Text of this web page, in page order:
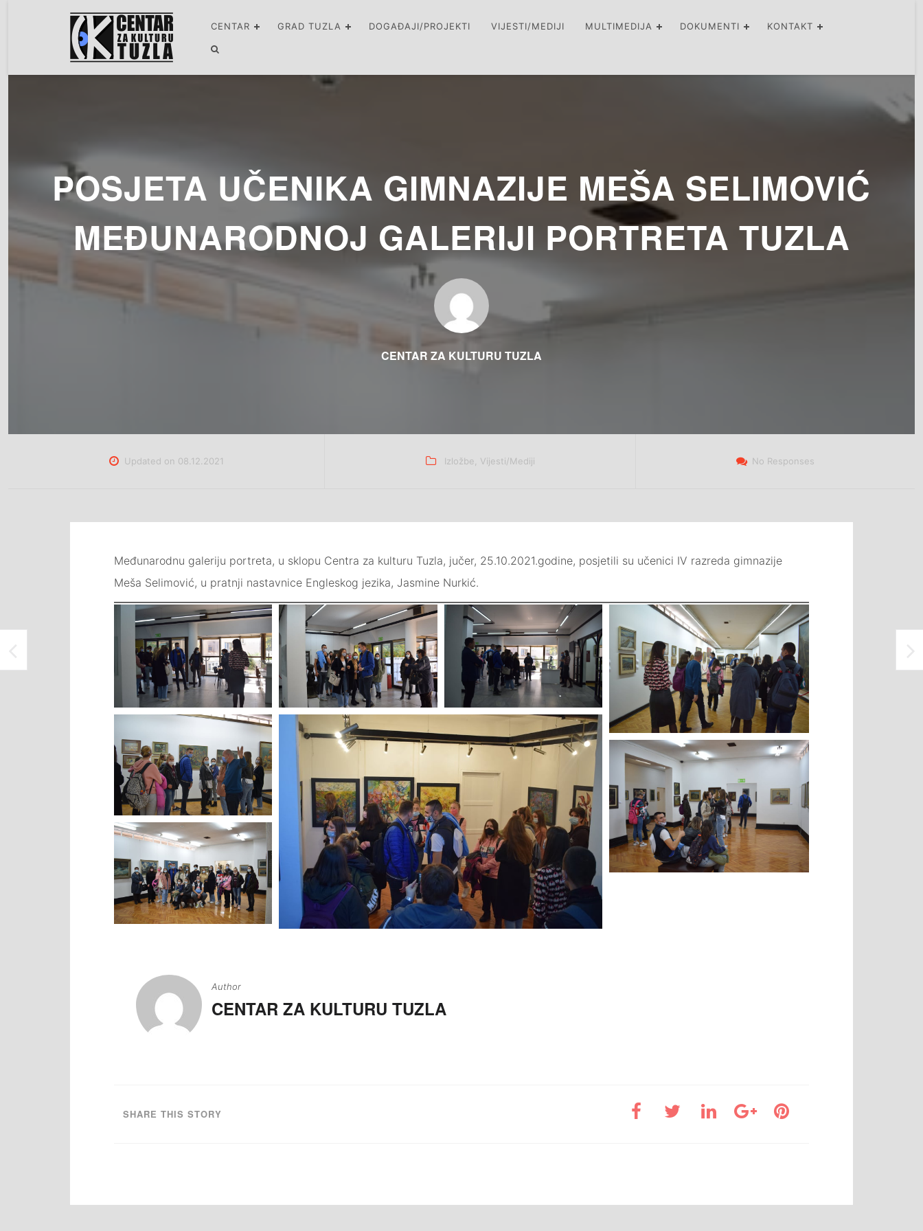
CENTAR GRAD TUZLA DOGAĐAJI/PROJEKTI VIJESTI/MEDIJI MULTIMEDIJA DOKUMENTI KONTAKT
POSJETA UČENIKA GIMNAZIJE MEŠA SELIMOVIĆ
MEĐUNARODNOJ GALERIJI PORTRETA TUZLA
CENTAR ZA KULTURU TUZLA
Updated on 08.12.2021 Categories
Izložbe Vijesti/Mediji No Responses
Međunarodnu galeriju portreta, u sklopu Centra za kulturu Tuzla, jučer, 25.10.2021.godine, posjetili su učenici IV razreda gimnazije
Meša Selimović, u pratnji nastavnice Engleskog jezika, Jasmine Nurkić.
Author
CENTAR ZA KULTURU TUZLA
SHARE THIS STORY